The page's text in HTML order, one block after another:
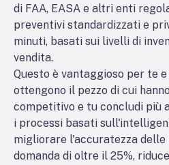
di FAA, EASA e altri enti
preventivi standardizzati e
minuti, basati sui livelli di
vendita.
Questo è vantaggioso per te
ottengono il pezzo di cui
competitivo e tu concludi più
i processi basati
migliorare l'accuratezza delle
domanda di oltre il 25%,